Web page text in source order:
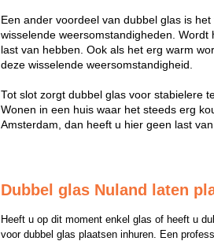
Een ander voordeel van dubbel glas is
wisselende weersomstandigheden.
last van hebben. Ook als het erg warm
deze wisselende weersomstandigheid.
Tot slot zorgt dubbel glas voor stabielere
Wonen in een huis waar het steeds erg
Amsterdam, dan heeft u hier geen last
Dubbel glas Nuland laten
Heeft u op dit moment enkel glas of heeft u
voor dubbel glas plaatsen inhuren. Een